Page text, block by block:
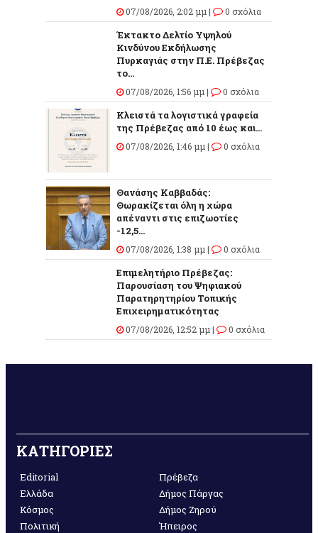
07/08/2026, 2:02 μμ | 0 σχόλια
Έκτακτο Δελτίο Υψηλού
Κινδύνου Εκδήλωσης
Πυρκαγιάς στην Π.Ε. Πρέβεζας
το...
07/08/2026, 1:56 μμ | 0 σχόλια
Κλειστά τα λογιστικά γραφεία
της Πρέβεζας από 10 έως και...
07/08/2026, 1:46 μμ | 0 σχόλια
Θανάσης Καββαδάς:
Θωρακίζεται όλη η χώρα
απέναντι στις επιζωοτίες
-12,5...
07/08/2026, 1:38 μμ | 0 σχόλια
Επιμελητήριο Πρέβεζας:
Παρουσίαση του Ψηφιακού
Παρατηρητηρίου Τοπικής
Επιχειρηματικότητας
07/08/2026, 12:52 μμ | 0 σχόλια
ΚΑΤΗΓΟΡΙΕΣ
Editorial
Ελλάδα
Κόσμος
Πολιτική
Πρέβεζα
Δήμος Πάργας
Δήμος Ζηρού
Ήπειρος